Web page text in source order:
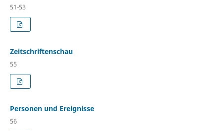
51-53
Zeitschriftenschau
55
Personen und Ereignisse
56